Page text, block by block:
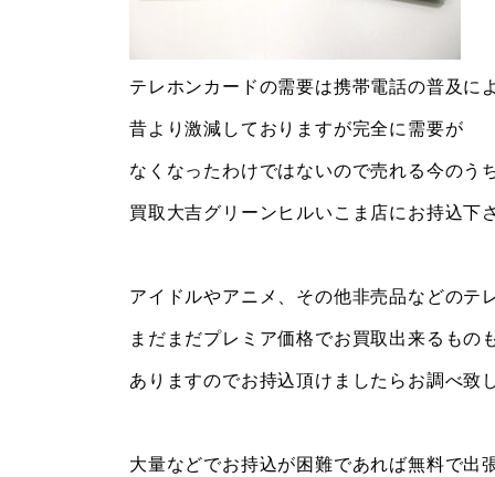
テレホンカードの需要は携帯電話の普及に
昔より激減しておりますが完全に需要が
なくなったわけではないので売れる今のう
買取大吉グリーンヒルいこま店にお持込下さ
アイドルやアニメ、その他非売品などのテ
まだまだプレミア価格でお買取出来るもの
ありますのでお持込頂けましたらお調べ致
大量などでお持込が困難であれば無料で出